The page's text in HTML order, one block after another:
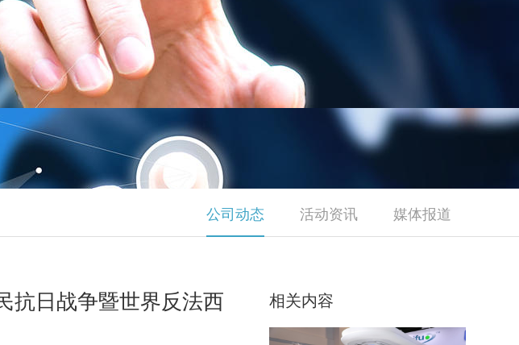
公司动态 活动资讯 媒体报道
日战争暨世界反法西
相关内容